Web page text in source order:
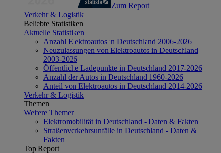
Zum Report
Verkehr & Logistik
Beliebte Statistiken
Aktuelle Statistiken
Anzahl Elektroautos in Deutschland 2006-2026
Neuzulassungen von Elektroautos in Deutschland
2003-2026
Öffentliche Ladepunkte in Deutschland 2017-2026
Anzahl der Autos in Deutschland 1960-2026
Anteil von Elektroautos in Deutschland 2014-2026
Verkehr & Logistik
Themen
Weitere Themen
Elektromobilität in Deutschland - Daten & Fakten
Straßenverkehrsunfälle in Deutschland - Daten &
Fakten
Top Report